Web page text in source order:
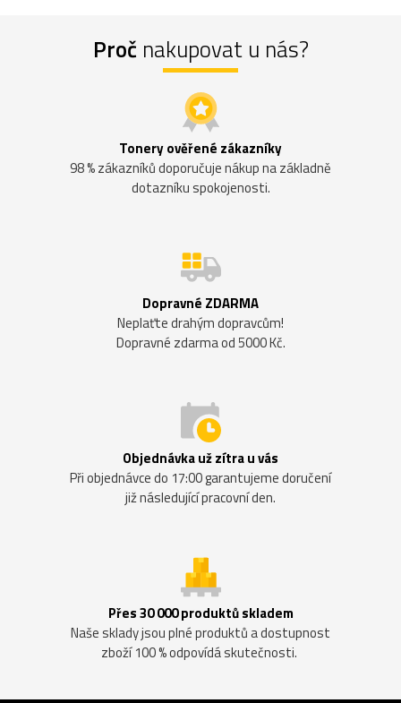
Proč nakupovat u nás?
Tonery ověřené zákazníky
98 % zákazníků doporučuje nákup na základně
dotazníku spokojenosti.
Dopravné ZDARMA
Neplaťte drahým dopravcům!
Dopravné zdarma od 5000 Kč.
Objednávka už zítra u vás
Při objednávce do 17:00 garantujeme doručení
již následující pracovní den.
Přes 30 000 produktů skladem
Naše sklady jsou plné produktů a dostupnost
zboží 100 % odpovídá skutečnosti.